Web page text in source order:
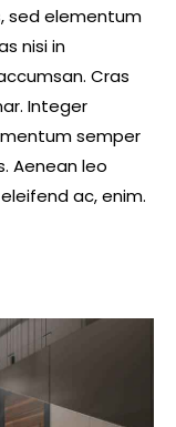
sed elementum
nisi in
Cras
Integer
semper
Aenean leo
ac, enim.